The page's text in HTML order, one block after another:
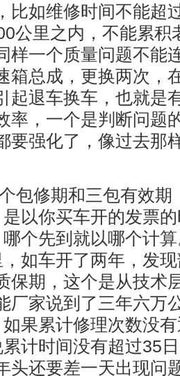
比如维修时间不能超
公里之内，不能累积
样一个质量问题不能
箱总成，更换两次，
起退车换车，也就是
率，一个是判断问题
要强化了，像过去那
包修期和三包有效期
以你买车开的发票
个先到就以哪个计
如车开了两年，发
保期，这个是从技术
厂家说到了三年六万
果累计修理次数没
计时间没有超过35
头还要差一天出现问